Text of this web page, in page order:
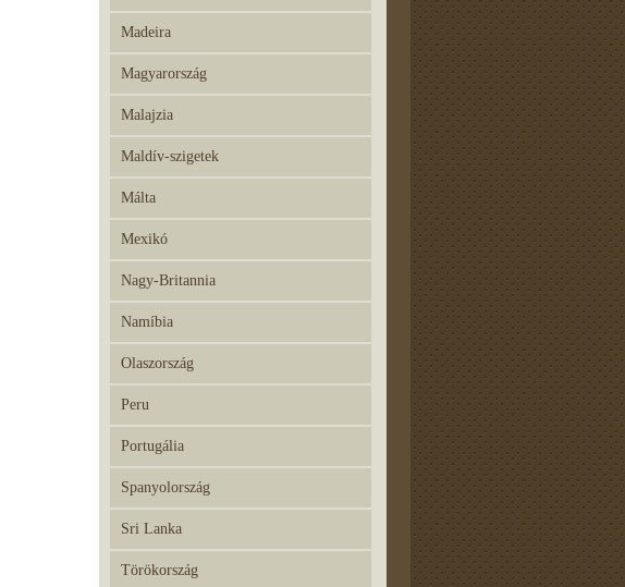
Madeira
Magyarország
Malajzia
Maldív-szigetek
Málta
Mexikó
Nagy-Britannia
Namíbia
Olaszország
Peru
Portugália
Spanyolország
Sri Lanka
Törökország